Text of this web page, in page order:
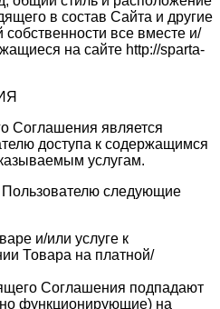
в состав Сайта и другие
собственности все вместе и/
на сайте http://sparta-
Соглашения является
доступа к содержащимся
услугам.
Пользователю следующие
и/или услуге к
Товара на платной/
Соглашения подпадают
функционирующие) на